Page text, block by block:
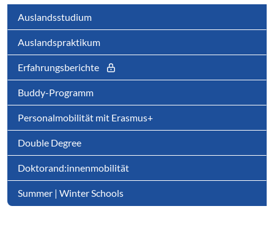
Auslandsstudium
Auslandspraktikum
Erfahrungsberichte
Buddy-Programm
Personalmobilität mit Erasmus+
Double Degree
Doktorand:innenmobilität
Summer | Winter Schools